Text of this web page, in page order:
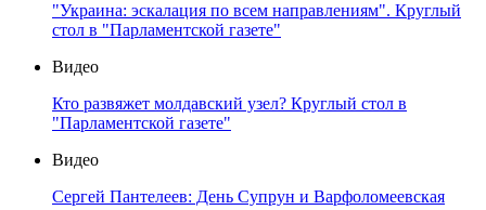
"Украина: эскалация по всем направлениям". Круглый
стол в "Парламентской газете"
Видео
Кто развяжет молдавский узел? Круглый стол в
"Парламентской газете"
Видео
Сергей Пантелеев: День Супрун и Варфоломеевская